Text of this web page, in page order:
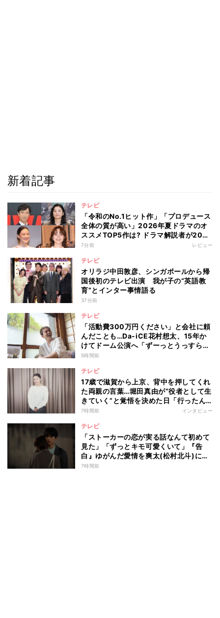
新着記事
テレビ
「令和のNo.1ヒット作」「プロデュース
全体の質が高い」2026年夏ドラマのオ
ススメTOP5作は? ドラマ解説者が20作
の傾向を“視聴率無視”で徹底分析
7分前 レビュー
テレビ
オリラジ中田敦彦、シンガポールから帰
国後初のテレビ出演 我が子の“英語教
育”とインター事情語る
37分前
テレビ
「活動費300万円ください」と会社に頼
んだことも…Da-iCE花村想太、15年か
けてドーム公演へ「ずーっとうっすらや
けど右肩上がり続けられていた」
5時間前
テレビ
17歳で滋賀から上京、背中を押してくれ
た両親の言葉…堀田真由が“役者として生
きていく”と覚悟を決めた日「行ったん
やったら、もう帰られへんな」
7時間前 インタビュー
テレビ
「ストーカーの恋が実る話なんて初めて
見た」「ずっとキモ可愛くいて」『告
白』ゆがんだ愛情を爽太(松村北斗)に向
ける視聴者の声
7時間前